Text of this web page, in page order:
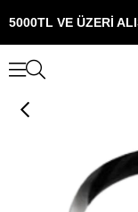
5000TL VE ÜZERİ